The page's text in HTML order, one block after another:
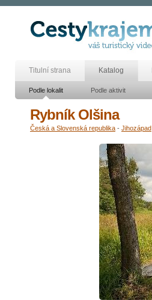
Titulní strana Katalog
Podle lokalit Podle aktivit
Rybník Olšina
Česká a Slovenská republika - Jihozápad